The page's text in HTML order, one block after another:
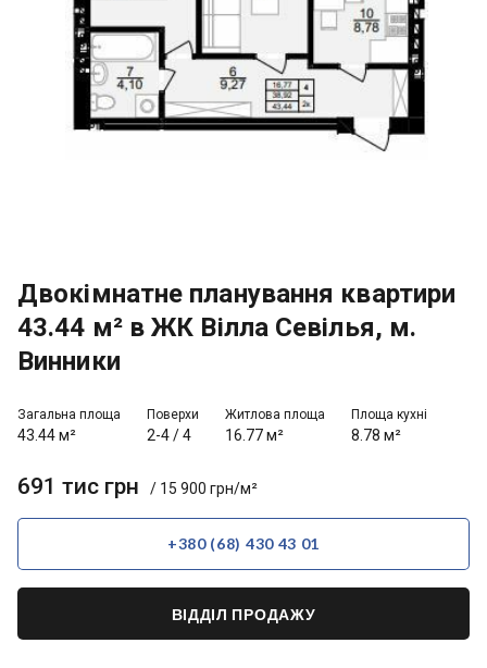
Двокімнатне планування квартири
43.44 м² в ЖК Вілла Севілья, м.
Винники
Загальна площа
43.44 м²
Поверхи
2-4/4
Житлова площа
16.77 м²
Площа кухні
8.78 м²
691 тис грн / 15 900 грн/м²
+380 (68) 430 43 01
ВІДДІЛ ПРОДАЖУ